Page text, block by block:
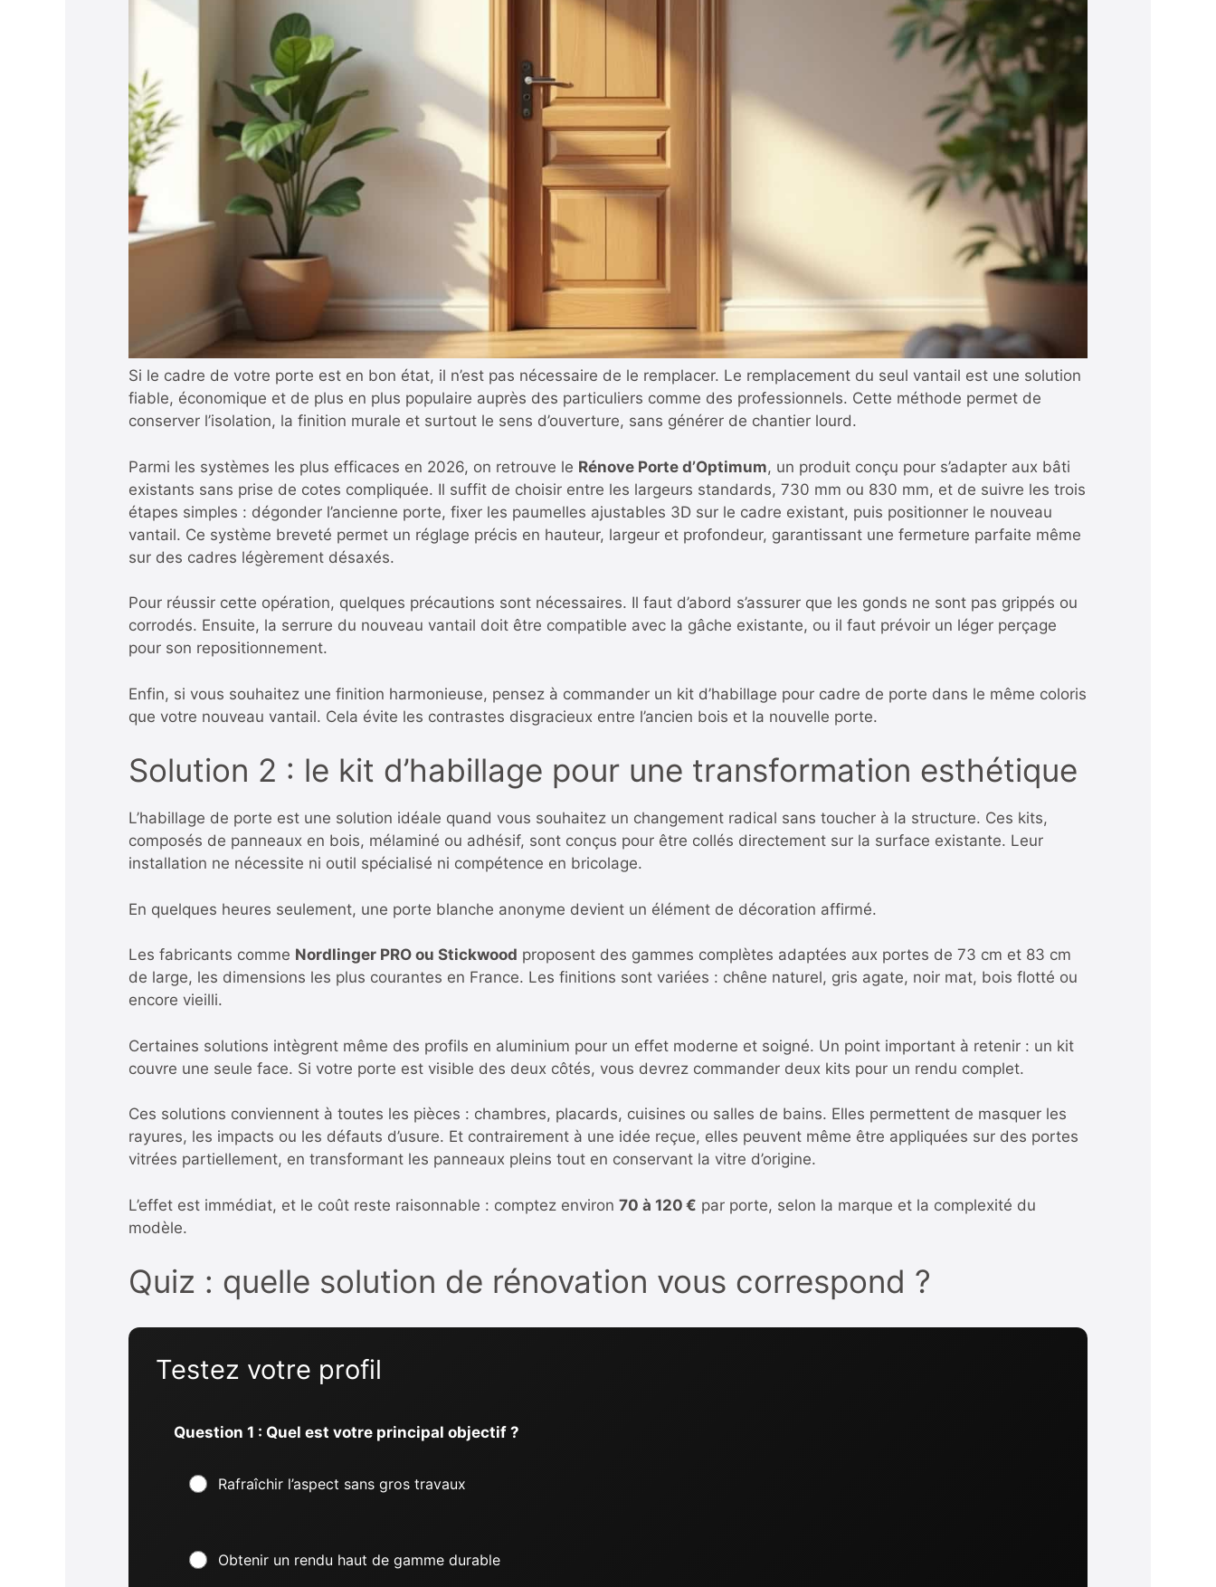
Si le cadre de votre porte est en bon état, il n’est pas nécessaire de le remplacer. Le remplacement du seul vantail est une solution
fiable, économique et de plus en plus populaire auprès des particuliers comme des professionnels. Cette méthode permet de
conserver l’isolation, la finition murale et surtout le sens d’ouverture, sans générer de chantier lourd.
Parmi les systèmes les plus efficaces en 2026, on retrouve le Rénove Porte d’Optimum, un produit conçu pour s’adapter aux bâti
existants sans prise de cotes compliquée. Il suffit de choisir entre les largeurs standards, 730 mm ou 830 mm, et de suivre les trois
étapes simples : dégonder l’ancienne porte, fixer les paumelles ajustables 3D sur le cadre existant, puis positionner le nouveau
vantail. Ce système breveté permet un réglage précis en hauteur, largeur et profondeur, garantissant une fermeture parfaite même
sur des cadres légèrement désaxés.
Pour réussir cette opération, quelques précautions sont nécessaires. Il faut d’abord s’assurer que les gonds ne sont pas grippés ou
corrodés. Ensuite, la serrure du nouveau vantail doit être compatible avec la gâche existante, ou il faut prévoir un léger perçage
pour son repositionnement.
Enfin, si vous souhaitez une finition harmonieuse, pensez à commander un kit d’habillage pour cadre de porte dans le même coloris
que votre nouveau vantail. Cela évite les contrastes disgracieux entre l’ancien bois et la nouvelle porte.
Solution 2 : le kit d’habillage pour une transformation esthétique
L’habillage de porte est une solution idéale quand vous souhaitez un changement radical sans toucher à la structure. Ces kits,
composés de panneaux en bois, mélaminé ou adhésif, sont conçus pour être collés directement sur la surface existante. Leur
installation ne nécessite ni outil spécialisé ni compétence en bricolage.
En quelques heures seulement, une porte blanche anonyme devient un élément de décoration affirmé.
Les fabricants comme Nordlinger PRO ou Stickwood proposent des gammes complètes adaptées aux portes de 73 cm et 83 cm
de large, les dimensions les plus courantes en France. Les finitions sont variées : chêne naturel, gris agate, noir mat, bois flotté ou
encore vieilli.
Certaines solutions intègrent même des profils en aluminium pour un effet moderne et soigné. Un point important à retenir : un kit
couvre une seule face. Si votre porte est visible des deux côtés, vous devrez commander deux kits pour un rendu complet.
Ces solutions conviennent à toutes les pièces : chambres, placards, cuisines ou salles de bains. Elles permettent de masquer les
rayures, les impacts ou les défauts d’usure. Et contrairement à une idée reçue, elles peuvent même être appliquées sur des portes
vitrées partiellement, en transformant les panneaux pleins tout en conservant la vitre d’origine.
L’effet est immédiat, et le coût reste raisonnable : comptez environ 70 à 120 € par porte, selon la marque et la complexité du
modèle.
Quiz : quelle solution de rénovation vous correspond ?
Testez votre profil
Question 1 : Quel est votre principal objectif ?
Rafraîchir l’aspect sans gros travaux
Obtenir un rendu haut de gamme durable